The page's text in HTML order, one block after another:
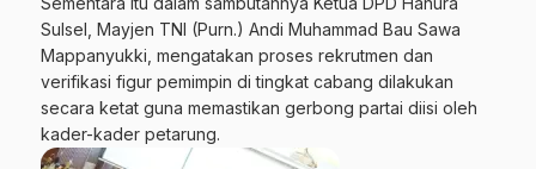
Sulsel, Mayjen TNI (Purn.) Andi Muhammad Bau Sawa
Mappanyukki, mengatakan proses rekrutmen dan
verifikasi figur pemimpin di tingkat cabang dilakukan
secara ketat guna memastikan gerbong partai diisi oleh
kader-kader petarung.